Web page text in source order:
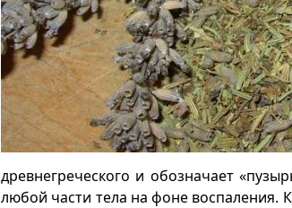
древнегреческого и обозначает
любой части тела на фоне воспаления.